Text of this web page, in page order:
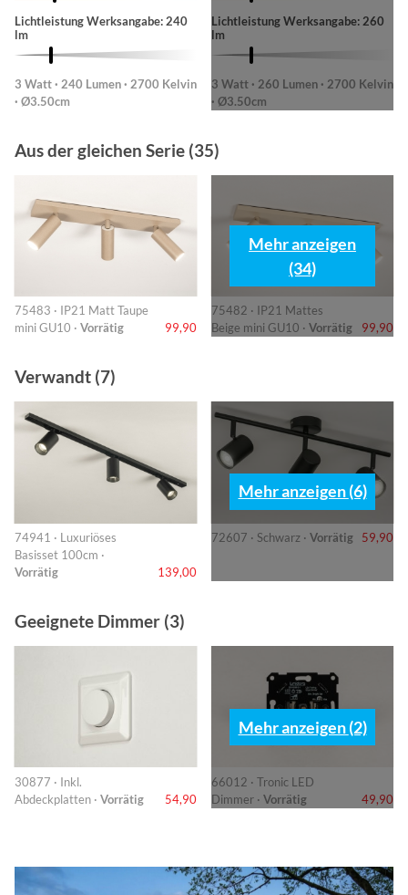
Lichtleistung Werksangabe: 240
lm
3 Watt · 240 Lumen · 2700 Kelvin
· Ø3.50cm
Lichtleistung Werksangabe: 260
lm
3 Watt · 260 Lumen · 2700 Kelvin
· Ø3.50cm
Aus der gleichen Serie (35)
75483 · IP21 Matt Taupe
mini GU10 · Vorrätig 99,90
75482 · IP21 Mattes
Beige mini GU10 · Vorrätig 99,90
Mehr anzeigen
(34)
Verwandt (7)
74941 · Luxuriöses
Basisset 100cm ·
Vorrätig
139,00
72607 · Schwarz · Vorrätig 59,90
Mehr anzeigen (6)
Geeignete Dimmer (3)
30877 · Inkl.
Abdeckplatten · Vorrätig 54,90
66012 · Tronic LED
Dimmer · Vorrätig 49,90
Mehr anzeigen (2)